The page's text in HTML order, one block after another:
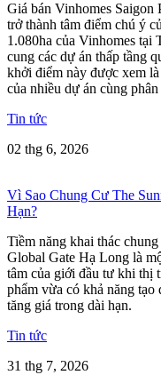
Giá bán Vinhomes Saigon
trở thành tâm điểm chú ý
1.080ha của Vinhomes
cung các dự án thấp tầng
khởi điểm này được xem
của nhiều dự án cùng
Tin tức
02 thg 6, 2026
Vì Sao Chung Cư The
Hạn?
Tiềm năng khai thác
Global Gate Hạ Long là
tâm của giới đầu tư khi thị
phẩm vừa có khả năng
tăng giá trong dài hạn.
Tin tức
31 thg 7, 2026